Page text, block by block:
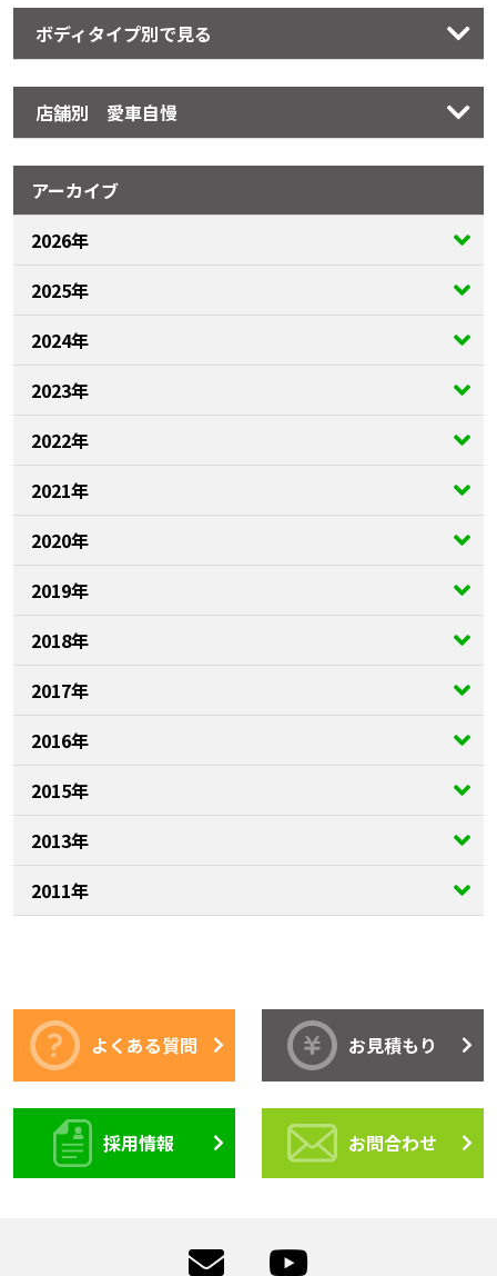
ボディタイプ別で見る
店舗別 愛車自慢
アーカイブ
2026年
2025年
2024年
2023年
2022年
2021年
2020年
2019年
2018年
2017年
2016年
2015年
2013年
2011年
よくある質問 お見積もり
採用情報 お問合わせ